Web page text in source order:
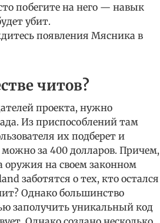
побегите на него — навык
убит.
появления Мясника в
читов?
проекта, нужно
Из приспособлений там
их подберет и
за 400 долларов. Причем,
оружия на своем законном
заботятся о тех, кто остался
Однако большинство
заполучить уникальный код